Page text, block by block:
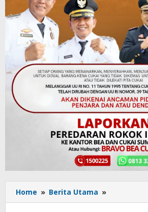
Home » Berita Utama »
Kebakaran